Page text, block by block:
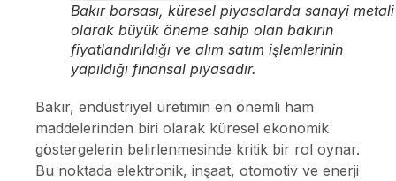
Bakır borsası, küresel piyasalarda sanayi metali
olarak büyük öneme sahip olan bakırın
fiyatlandırıldığı ve alım satım işlemlerinin
yapıldığı finansal piyasadır.
Bakır, endüstriyel üretimin en önemli ham
maddelerinden biri olarak küresel ekonomik
göstergelerin belirlenmesinde kritik bir rol oynar.
Bu noktada elektronik, inşaat, otomotiv ve enerji